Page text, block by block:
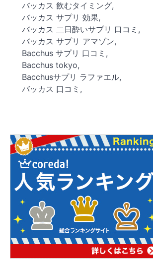
バッカス 飲むタイミング,
バッカス サプリ 効果,
バッカス 二日酔いサプリ 口コミ,
バッカス サプリ アマゾン,
Bacchus サプリ 口コミ,
Bacchus tokyo,
Bacchusサプリ ラファエル,
バッカス 口コミ,